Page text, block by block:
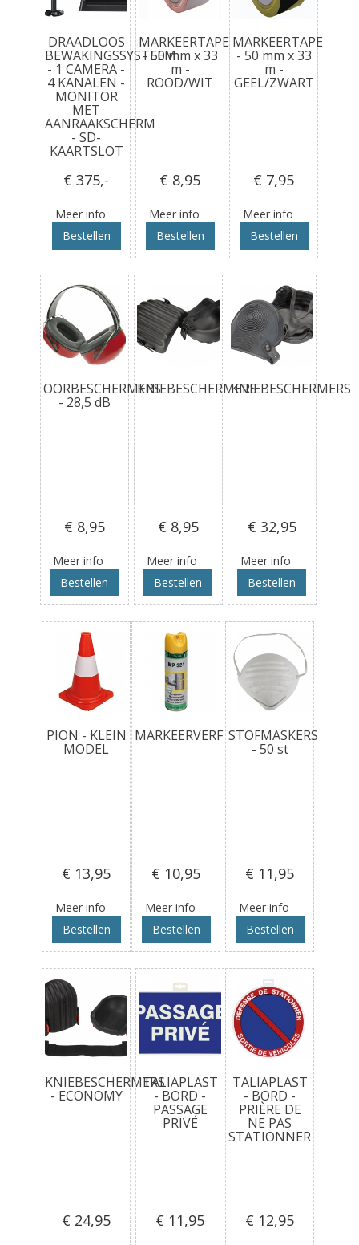
DRAADLOOS
BEWAKINGSSYSTEEM
- 1 CAMERA -
4 KANALEN -
MONITOR
MET
AANRAAKSCHERM
- SD-
KAARTSLOT
€ 375,-
Meer info
Bestellen
MARKEERTAPE
- 50 mm x 33
m -
ROOD/WIT
€ 8,95
Meer info
Bestellen
MARKEERTAPE
- 50 mm x 33
m -
GEEL/ZWART
€ 7,95
Meer info
Bestellen
OORBESCHERMERS
- 28,5 dB
€ 8,95
Meer info
Bestellen
KNIEBESCHERMERS
€ 8,95
Meer info
Bestellen
KNIEBESCHERMERS
€ 32,95
Meer info
Bestellen
PION - KLEIN
MODEL
€ 13,95
Meer info
Bestellen
MARKEERVERF
€ 10,95
Meer info
Bestellen
STOFMASKERS
- 50 st
€ 11,95
Meer info
Bestellen
KNIEBESCHERMERS
- ECONOMY
€ 24,95
TALIAPLAST
- BORD -
PASSAGE
PRIVÉ
€ 11,95
TALIAPLAST
- BORD -
PRIÈRE DE
NE PAS
STATIONNER
€ 12,95